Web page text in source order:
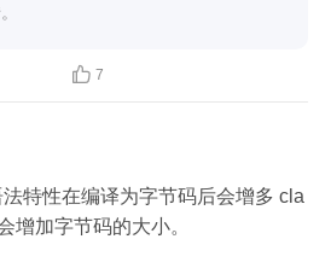
 7
特性在编译为字节码后会增多 cla
增加字节码的大小。